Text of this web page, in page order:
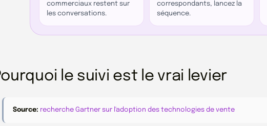
commerciaux restent sur
les conversations.
correspondants, lancez la
séquence.
le suivi est le vrai levier
Source: recherche Gartner sur l'adoption des technologies de vente